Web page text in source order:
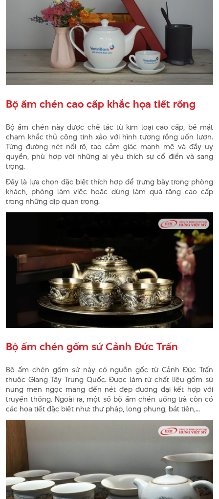
Bộ ấm chén cao cấp khắc họa tiết rồng
Bộ ấm chén này được chế tác từ kim loại cao cấp, bề mặt
chạm khắc thủ công tinh xảo với hình tượng rồng uốn lượn.
Từng đường nét nổi rõ, tạo cảm giác mạnh mẽ và đầy uy
quyền, phù hợp với những ai yêu thích sự cổ điển và sang
trọng.
Đây là lựa chọn đặc biệt thích hợp để trưng bày trong phòng
khách, phòng làm việc hoặc dùng làm quà tặng cao cấp
trong những dịp quan trọng.
Bộ ấm chén gốm sứ Cảnh Đức Trấn
Bộ ấm chén gốm sứ này có nguồn gốc từ Cảnh Đức Trấn
thuộc Giang Tây Trung Quốc. Được làm từ chất liệu gốm sứ
nung men ngọc mang đến nét đẹp đương đại kết hợp với
truyền thống. Ngoài ra, một số bộ ấm chén uống trà còn có
các họa tiết đặc biệt như: thư pháp, long phụng, bát tiên,...